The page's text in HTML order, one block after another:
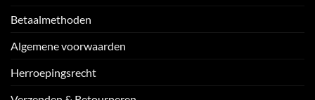
Betaalmethoden
Algemene voorwaarden
Herroepingsrecht